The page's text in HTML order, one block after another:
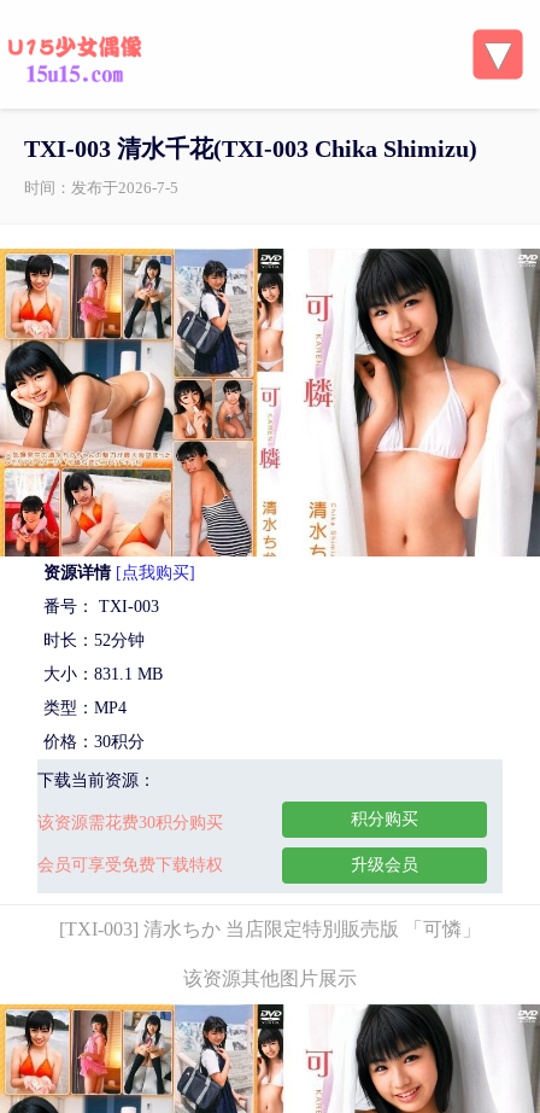
TXI-003 清水千花(TXI-003 Chika Shimizu)
时间：发布于2026-7-5
资源详情 [点我购买]
番号： TXI-003
时长：52分钟
大小：831.1 MB
类型：MP4
价格：30积分
下载当前资源：
该资源需花费30积分购买
会员可享受免费下载特权
积分购买
升级会员
[TXI-003] 清水ちか 当店限定特別販売版 「可憐」
该资源其他图片展示